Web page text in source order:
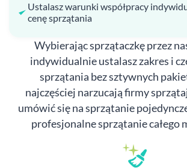
Ustalasz warunki współpracy
cenę sprzątania
Wybierając sprzątaczkę przez
indywidualnie ustalasz zakres i
sprzątania bez sztywnych
najczęściej narzucają firmy
umówić się na sprzątanie
profesjonalne sprzątanie całego